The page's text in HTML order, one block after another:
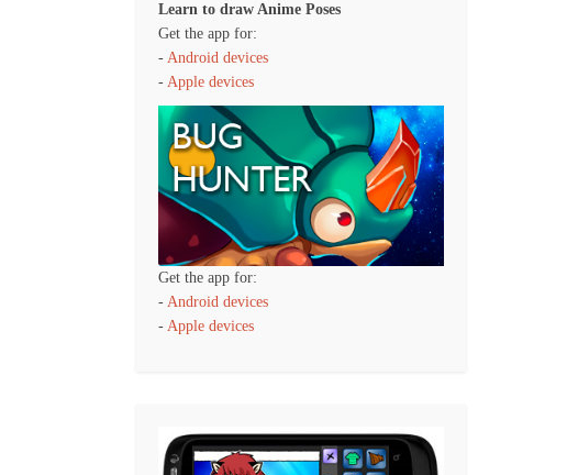
Learn to draw Anime Poses
Get the app for:
- Android devices
- Apple devices
Get the app for:
- Android devices
- Apple devices